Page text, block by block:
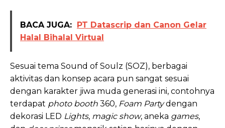
BACA JUGA: PT Datascrip dan Canon Gelar
Halal Bihalal Virtual
Sesuai tema Sound of Soulz (SOZ), berbagai
aktivitas dan konsep acara pun sangat sesuai
dengan karakter jiwa muda generasi ini, contohnya
terdapat photo booth 360, Foam Partydengan
dekorasi LED Lights, magic show, aneka games,